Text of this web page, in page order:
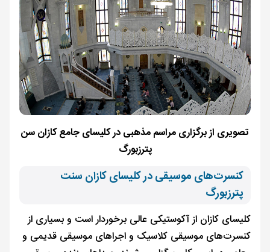
تصویری از برگزاری مراسم مذهبی در کلیسای جامع کازان سن
پترزبورگ
کنسرت‌های موسیقی در کلیسای کازان سنت
پترزبورگ
کلیسای کازان از آکوستیکی عالی‌ برخوردار است و بسیاری از
کنسرت‌های موسیقی کلاسیک و اجراهای موسیقی قدیمی و